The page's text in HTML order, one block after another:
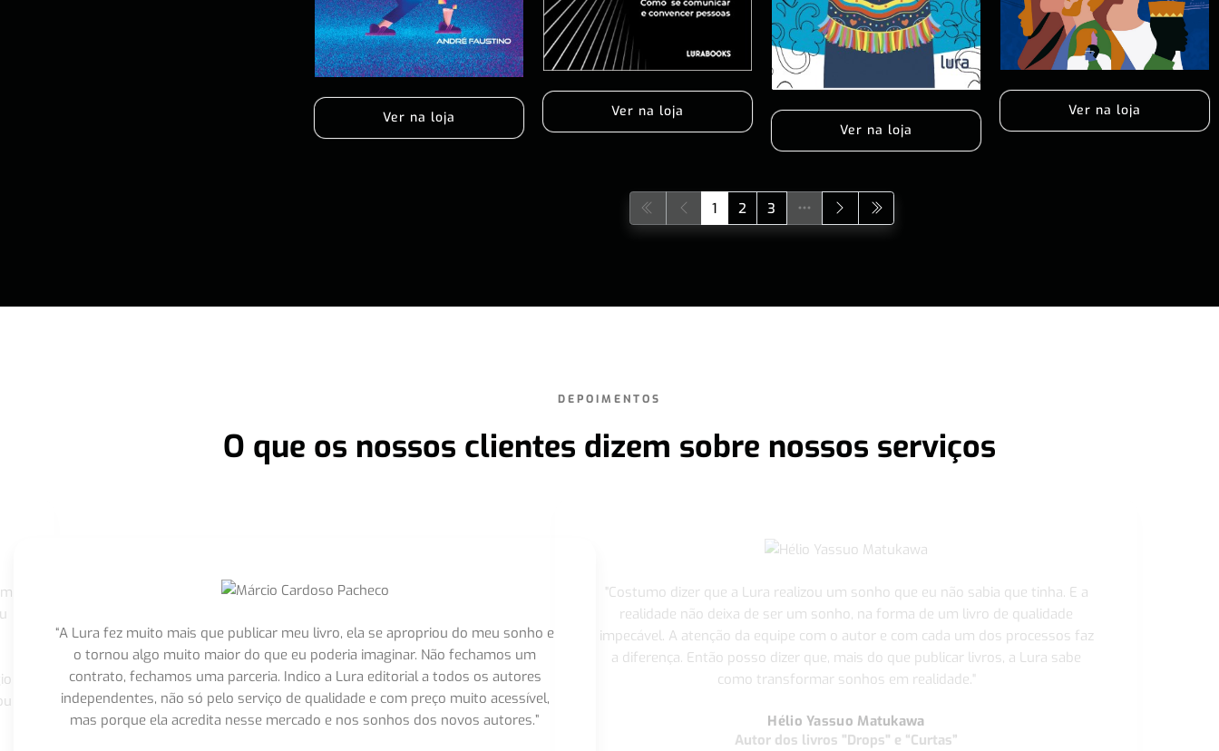
Ver na loja
Ver na loja
Ver na loja
Ver na loja
1 2 3
DEPOIMENTOS
O que os nossos clientes dizem sobre nossos serviços
“A Lura fez muito mais que publicar meu livro, ela se apropriou do meu sonho e
o tornou algo muito maior do que eu poderia imaginar. Não fechamos um
contrato, fechamos uma parceria. Indico a Lura editorial a todos os autores
independentes, não só pelo serviço de qualidade e com preço muito acessível,
mas porque ela acredita nesse mercado e nos sonhos dos novos autores.”
"Costumo dizer que a Lura realizou um sonho que eu não sabia que tinha. E a
realidade não deixa de ser um sonho, na forma de um livro de qualidade
impecável. A atenção da equipe com o autor e com cada um dos processos faz
a diferença. Então posso dizer que, mais do que publicar livros, a Lura sabe
como transformar sonhos em realidade."
Hélio Yassuo Matukawa
Autor dos livros "Drops" e “Curtas”